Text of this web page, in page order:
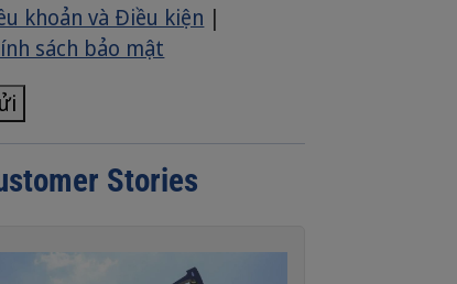
khoản và Điều kiện |
sách bảo mật
Stories